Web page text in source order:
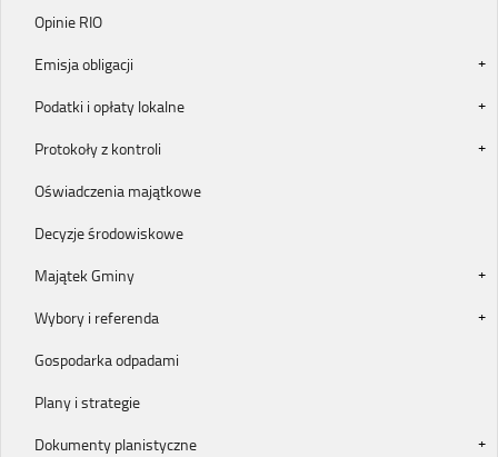
Opinie RIO
Emisja obligacji
Podatki i opłaty lokalne
Protokoły z kontroli
Oświadczenia majątkowe
Decyzje środowiskowe
Majątek Gminy
Wybory i referenda
Gospodarka odpadami
Plany i strategie
Dokumenty planistyczne